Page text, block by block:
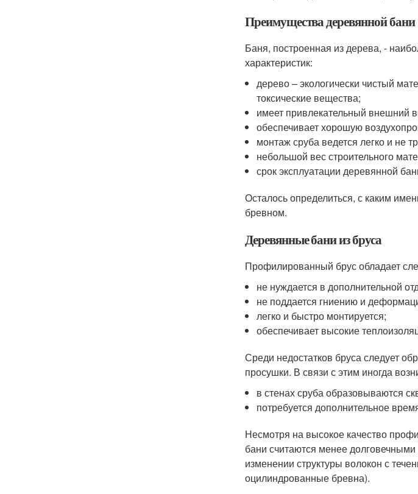
Преимущества деревянной бани
Баня, построенная из дерева, -
характеристик:
дерево – экологически чистый
токсические вещества;
имеет привлекательный внешний
обеспечивает хорошую
монтаж сруба ведется легко и не
небольшой вес строительного
срок эксплуатации деревянной
Осталось определиться, с каким
бревном.
Деревянные бани из бруса
Профилированный брус обладает
не нуждается в дополнительной
не поддается гниению и
легко и быстро монтируется;
обеспечивает высокие
Среди недостатков бруса следует
просушки. В связи с этим иногда
в стенах сруба образовываются
потребуется дополнительное
Несмотря на высокое качество
бани считаются менее
изменении структуры волокон с
оцилиндрованные бревна).